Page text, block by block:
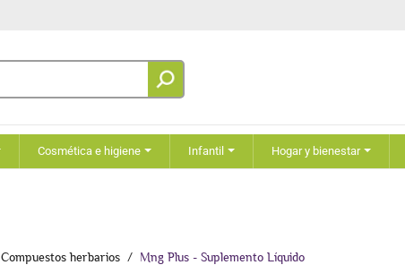
Cosmética e higiene Infantil Hogar y bienestar
Compuestos herbarios Mng Plus - Suplemento Líquido